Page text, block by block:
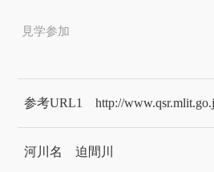
見学参加
参考URL1 http://
河川名 迫間川